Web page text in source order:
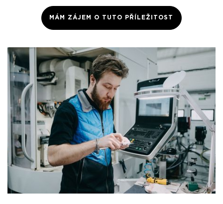
MÁM ZÁJEM O TUTO PŘÍLEŽITOST